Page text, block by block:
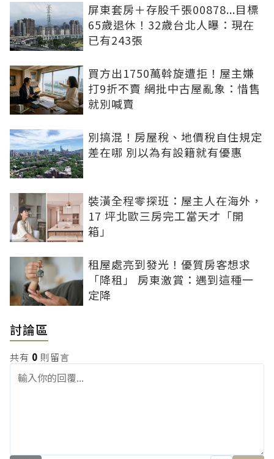
屏東套房＋存股千張00878...目標
65歲退休！32歲台北人曝：現在
已有243張
買方出1750萬斡旋遭拒！屋主嫌
打9折不賣 網批中古屋亂象：惜售
就別喊賣
別搞混！房屋稅、地價稅自住規定
差在哪 別以為有設籍就有優惠
裝潢全程零探班：屋主人在海外，
17 坪北歐三房完工當天才「開
箱」
租屋處亮到發光！優質房客想求
「降租」 房東激賞：遇到這種一
定降
討論區
共有 0 則留言